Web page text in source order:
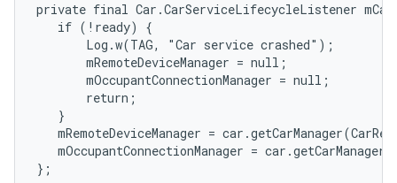
private final Car.CarServiceLifecycleListener
   if (!ready) {
       Log.w(TAG, "Car service crashed");
       mRemoteDeviceManager = null;
       mOccupantConnectionManager = null;
       return;
   }
mRemoteDeviceManager =
mOccupantConnectionManager =
};